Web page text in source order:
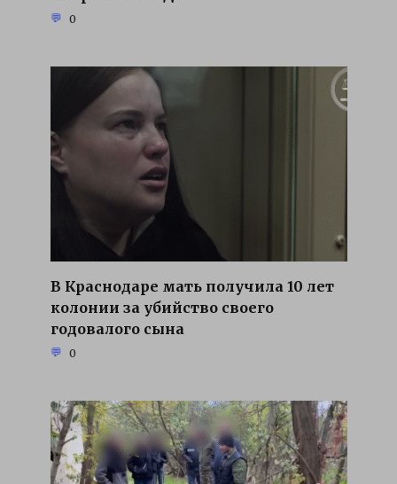
0
В Краснодаре мать получила 10 лет
колонии за убийство своего
годовалого сына
0